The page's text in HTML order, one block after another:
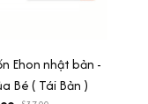
Ehon nhật bản -
Bé ( Tái Bản )